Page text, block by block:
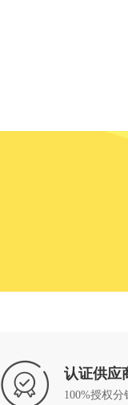
认证供应
100%授权